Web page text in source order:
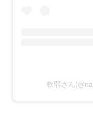
軟弱さん